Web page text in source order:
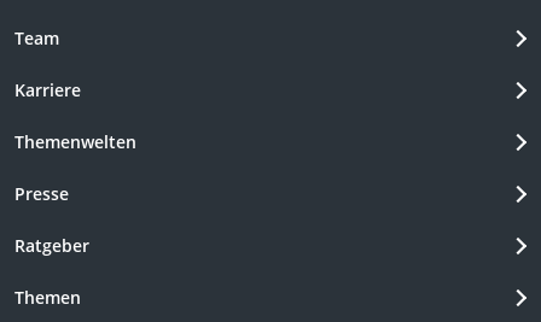
Team
Karriere
Themenwelten
Presse
Ratgeber
Themen